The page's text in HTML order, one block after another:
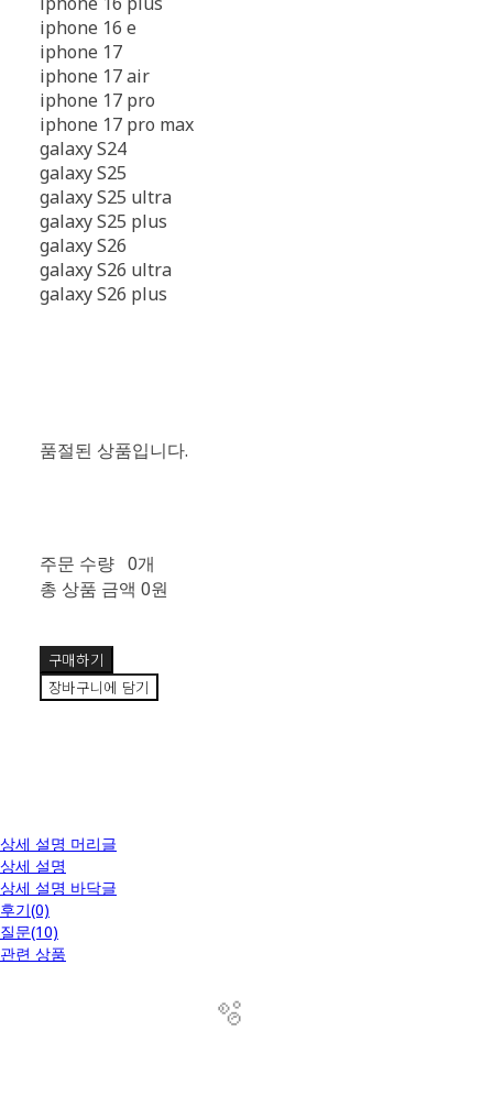
iphone 16 e
iphone 17
iphone 17 air
iphone 17 pro
iphone 17 pro max
galaxy S24
galaxy S25
galaxy S25 ultra
galaxy S25 plus
galaxy S26
galaxy S26 ultra
galaxy S26 plus
품절된 상품입니다.
주문 수량 0개
총 상품 금액 0원
구매하기
장바구니에 담기
상세 설명 머리글
상세 설명
상세 설명 바닥글
후기(0)
질문(10)
관련 상품